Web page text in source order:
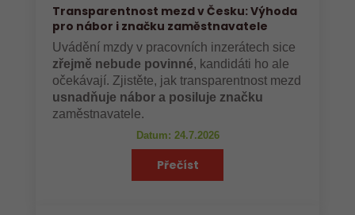
Transparentnost mezd v Česku: Výhoda
pro nábor i značku zaměstnavatele
Uvádění mzdy v pracovních inzerátech sice
zřejmě nebude povinné, kandidáti ho ale
očekávají. Zjistěte, jak transparentnost mezd
usnadňuje nábor a posiluje značku
zaměstnavatele.
Datum: 24.7.2026
Přečíst